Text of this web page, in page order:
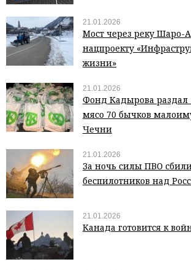
21.01.2026
Мост через реку Шаро-
нацпроекту
жизни»
21.01.2026
Фонд Кадырова раздал
мясо 70 бычков
Чечни
21.01.2026
За ночь силы ПВО
беспилотников над
21.01.2026
Канада готовится к